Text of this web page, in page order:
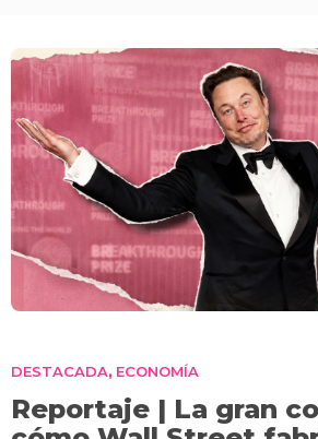
DESTACADA, ECONOMÍA
Reportaje | La gran